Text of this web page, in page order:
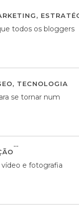
,
todos os bloggers
, TECNOLOGIA
se tornar num
vídeo e fotografia